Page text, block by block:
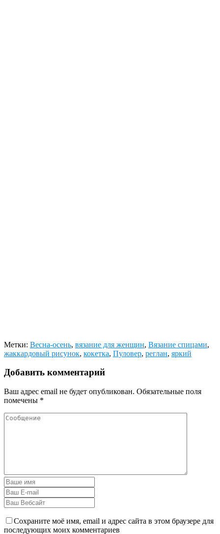
Метки: Весна-осень, вязание для женщин, Вязание спицами,
жаккардовый рисунок, кокетка, Пуловер, реглан, яркий
Добавить комментарий
Ваш адрес email не будет опубликован. Обязательные поля
помечены *
Сохраните моё имя, email и адрес сайта в этом браузере для
последующих моих комментариев